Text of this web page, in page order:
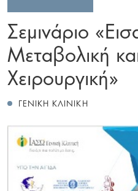
Σεμινάριο
Μεταβολική
Χειρουργική»
ΓΕΝΙΚΗ ΚΛΙΝΙΚΗ